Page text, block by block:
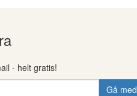
- helt gratis!
Gå med